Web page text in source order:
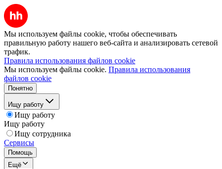
Мы используем файлы cookie, чтобы обеспечивать
правильную работу нашего веб-сайта и анализировать сетевой
трафик.
Правила использования файлов cookie
Мы используем файлы cookie. Правила использования
файлов cookie
Понятно
Ищу работу
Ищу работу
Ищу работу
Ищу сотрудника
Сервисы
Помощь
Ещё